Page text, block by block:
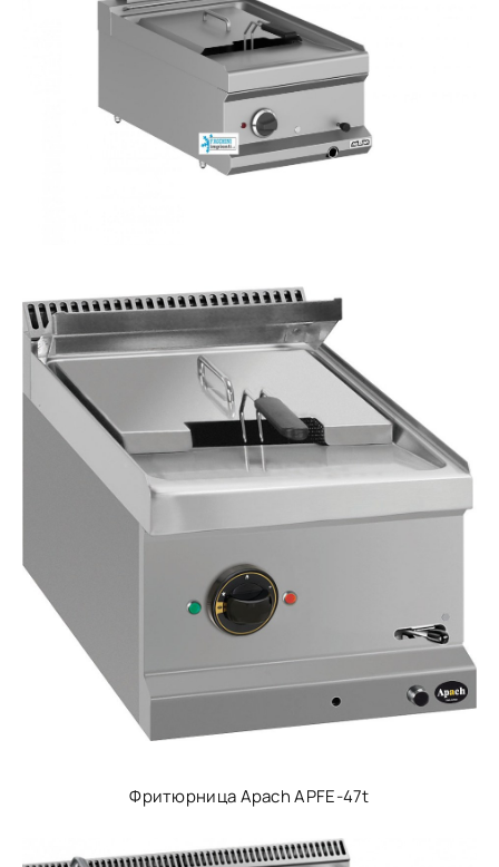
Фритюрница Apach APFE-47t